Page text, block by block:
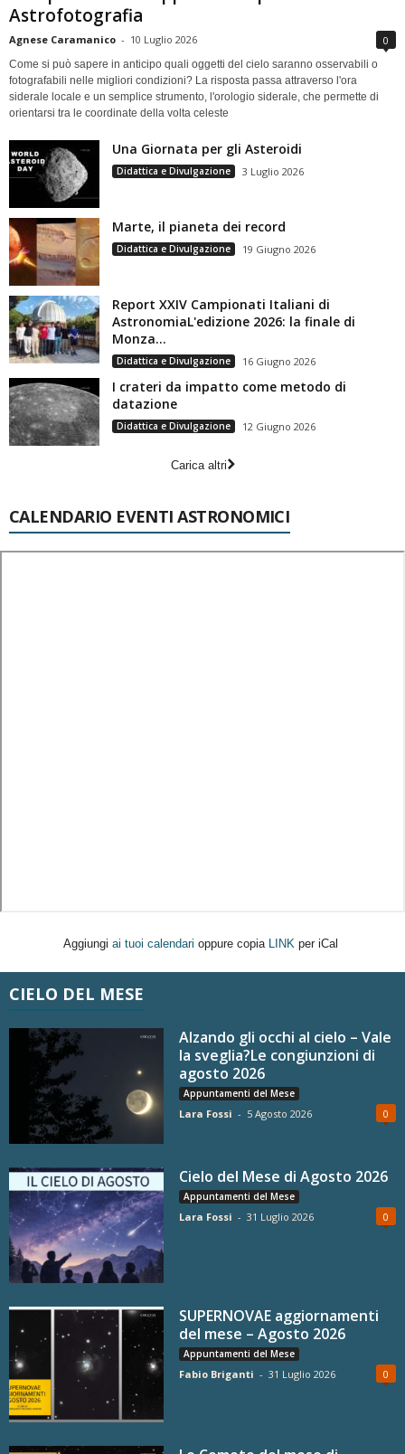
Astrofotografia
Agnese Caramanico - 10 Luglio 2026 0
Come si può sapere in anticipo quali oggetti del cielo saranno osservabili o
fotografabili nelle migliori condizioni? La risposta passa attraverso l'ora
siderale locale e un semplice strumento, l'orologio siderale, che permette di
orientarsi tra le coordinate della volta celeste
Una Giornata per gli Asteroidi
Didattica e Divulgazione 3 Luglio 2026
Marte, il pianeta dei record
Didattica e Divulgazione 19 Giugno 2026
Report XXIV Campionati Italiani di
AstronomiaL'edizione 2026: la finale di
Monza...
Didattica e Divulgazione 16 Giugno 2026
I crateri da impatto come metodo di
datazione
Didattica e Divulgazione 12 Giugno 2026
Carica altri
CALENDARIO EVENTI ASTRONOMICI
Aggiungi ai tuoi calendari oppure copia LINK per iCal
CIELO DEL MESE
Alzando gli occhi al cielo – Vale
la sveglia?Le congiunzioni di
agosto 2026
Appuntamenti del Mese
Lara Fossi - 5 Agosto 2026 0
Cielo del Mese di Agosto 2026
Appuntamenti del Mese
Lara Fossi - 31 Luglio 2026 0
SUPERNOVAE aggiornamenti
del mese – Agosto 2026
Appuntamenti del Mese
Fabio Briganti - 31 Luglio 2026 0